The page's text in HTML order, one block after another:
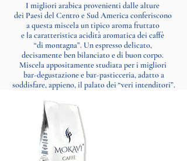
I migliori arabica provenienti dalle alture
dei Paesi del Centro e Sud America conferiscono
a questa miscela un tipico aroma fruttato
e la caratteristica acidità aromatica dei caffè
“di montagna”. Un espresso delicato,
decisamente ben bilanciato e di buon corpo.
Miscela appositamente studiata per i migliori
bar-degustazione e bar-pasticceria, adatto a
soddisfare, appieno, il palato dei “veri intenditori”.